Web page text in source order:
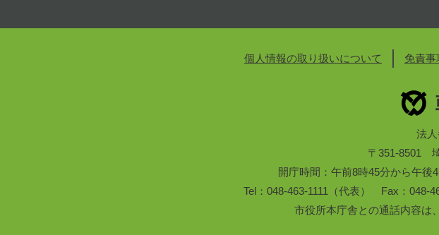
個人情報の取り扱いについて 免責事
法
〒351-8501
開庁時間：午前8時45分から午後
Tel：048-463-1111（代表） Fax：048-
市役所本庁舎との通話内容は